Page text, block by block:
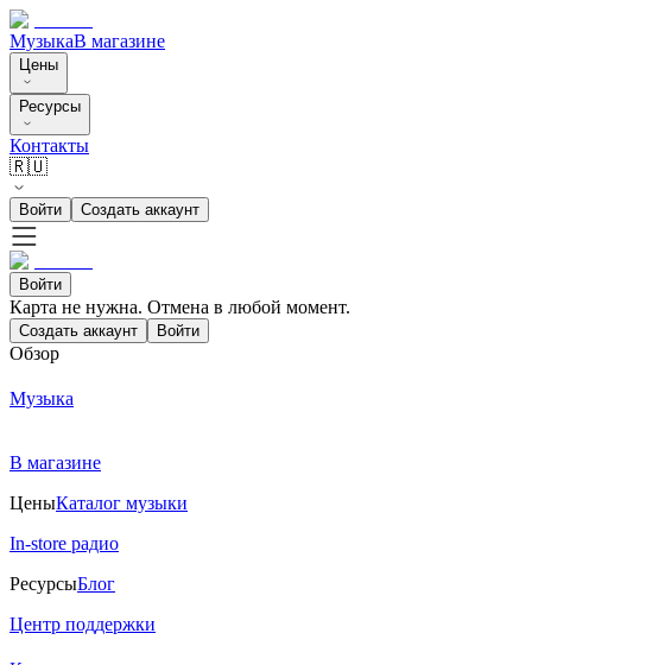
МузыкаВ магазине
Цены
Ресурсы
Контакты
🇷🇺
Войти Создать аккаунт
Войти
Карта не нужна. Отмена в любой момент.
Создать аккаунт Войти
Обзор
Музыка
В магазине
ЦеныКаталог музыки
In-store радио
РесурсыБлог
Центр поддержки